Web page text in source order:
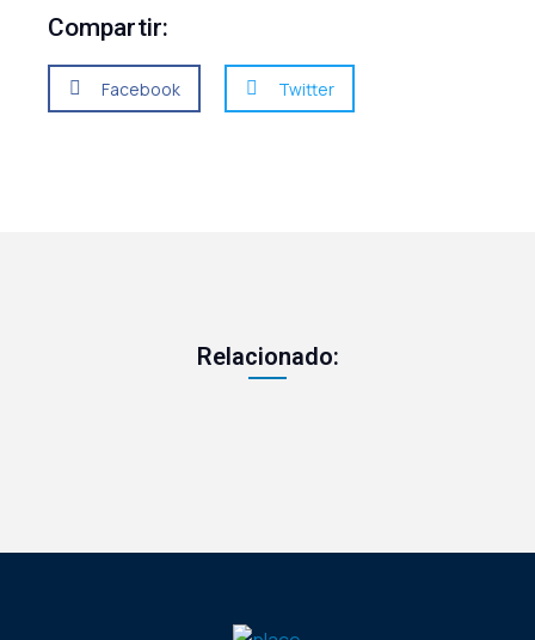
Compartir:
Facebook Twitter
Relacionado: